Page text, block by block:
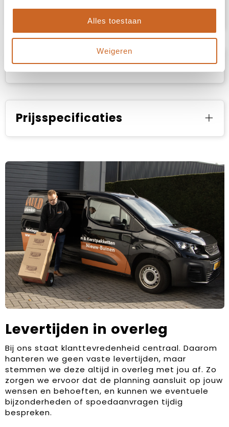
Alles toestaan
Weigeren
Specificaties
Prijsspecificaties
Levertijden in overleg
Bij ons staat klanttevredenheid centraal. Daarom
hanteren we geen vaste levertijden, maar
stemmen we deze altijd in overleg met jou af. Zo
zorgen we ervoor dat de planning aansluit op jouw
wensen en behoeften, en kunnen we eventuele
bijzonderheden of spoedaanvragen tijdig
bespreken.